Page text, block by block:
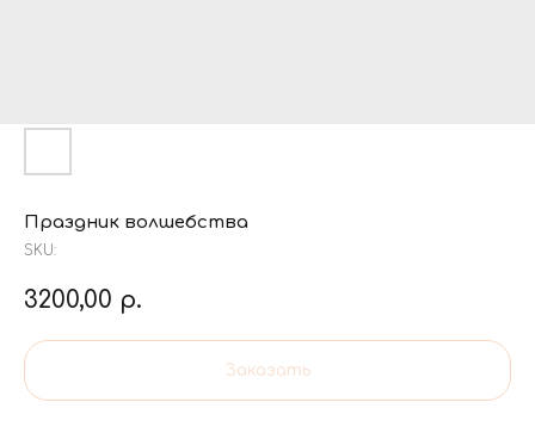
Праздник волшебства
SKU:
3200,00 р.
Заказать